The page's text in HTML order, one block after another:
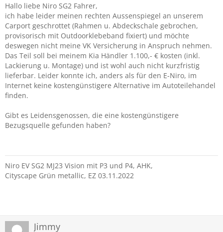
Hallo liebe Niro SG2 Fahrer,
ich habe leider meinen rechten Aussenspiegel an unserem
Carport geschrottet (Rahmen u. Abdeckschale gebrochen,
provisorisch mit Outdoorklebeband fixiert) und möchte
deswegen nicht meine VK Versicherung in Anspruch nehmen.
Das Teil soll bei meinem Kia Händler 1.100,- € kosten (inkl.
Lackierung u. Montage) und ist wohl auch nicht kurzfristig
lieferbar. Leider konnte ich, anders als für den E-Niro, im
Internet keine kostengünstigere Alternative im Autoteilehandel
finden.
Gibt es Leidensgenossen, die eine kostengünstigere
Bezugsquelle gefunden haben?
Niro EV SG2 MJ23 Vision mit P3 und P4, AHK,
Cityscape Grün metallic, EZ 03.11.2022
Jimmy